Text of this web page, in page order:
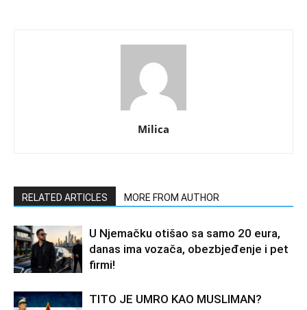
Milica
RELATED ARTICLES MORE FROM AUTHOR
U Njemačku otišao sa samo 20 eura,
danas ima vozača, obezbjeđenje i pet
firmi!
TITO JE UMRO KAO MUSLIMAN?